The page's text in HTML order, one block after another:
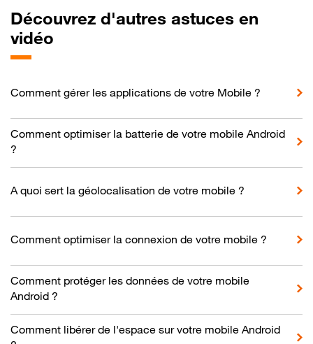
Découvrez d'autres astuces en
vidéo
Comment gérer les applications de votre Mobile ?
Comment optimiser la batterie de votre mobile Android
?
A quoi sert la géolocalisation de votre mobile ?
Comment optimiser la connexion de votre mobile ?
Comment protéger les données de votre mobile
Android ?
Comment libérer de l'espace sur votre mobile Android